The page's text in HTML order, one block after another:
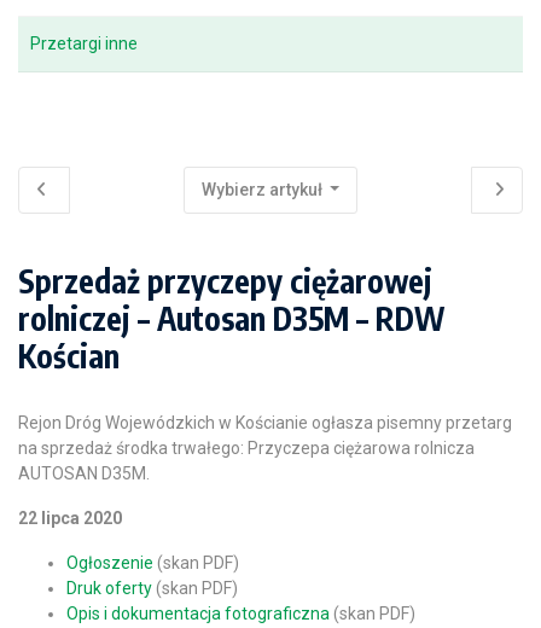
Przetargi inne
Wybierz artykuł
Sprzedaż przyczepy ciężarowej
rolniczej – Autosan D35M – RDW
Kościan
Rejon Dróg Wojewódzkich w Kościanie ogłasza pisemny przetarg
na sprzedaż środka trwałego: Przyczepa ciężarowa rolnicza
AUTOSAN D35M.
22 lipca 2020
Ogłoszenie (skan PDF)
Druk oferty(skan PDF)
Opis i dokumentacja fotograficzna (skan PDF)